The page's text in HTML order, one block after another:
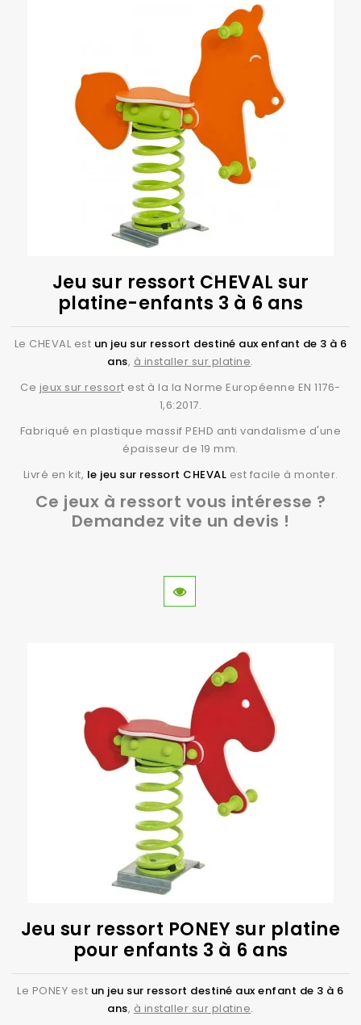
les jeux sur ressortsont livrés avec
une notice de montage. Traitement anti UV pour
assurer une bonne tenue dans le temps des
couleurs.
Les jeux sur ressort sont destinés aux écoles,
campings, parcs de loisirs, et l'ensemble des lieux
accueillants du public.
Ils peuvent être montés sur platine ou à sceller dans
Découvrez vite la gamme de jeux
Jeu sur ressort CHEVAL sur
platine-enfants 3 à 6 ans
Le CHEVAL est un jeu sur ressort destiné aux enfant de 3 à 6
ans, à installer sur platine.
Ce jeux sur ressort est à la la Norme Européenne EN 1176-
1,6:2017.
Fabriqué en plastique massif PEHD anti vandalisme d'une
épaisseur de 19 mm.
Livré en kit, le jeu sur ressort CHEVAL est facile à monter.
Ce jeux à ressort vous intéresse ?
Demandez vite un devis !
Jeu sur ressort PONEY sur platine
pour enfants 3 à 6 ans
Le PONEY est un jeu sur ressort destiné aux enfant de 3 à 6
ans, à installer sur platine.